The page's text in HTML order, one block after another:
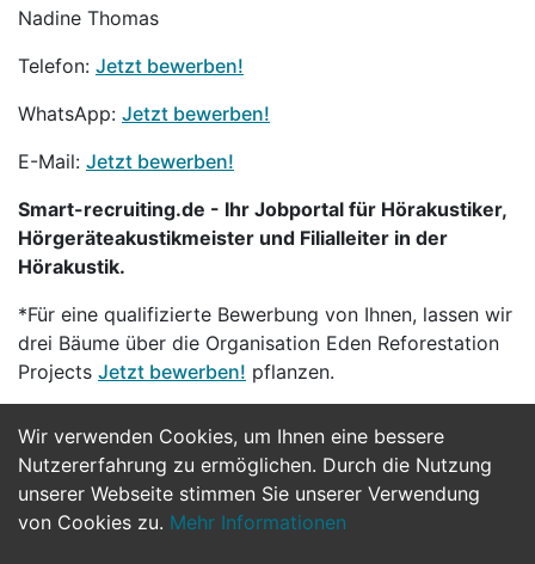
Wir verwenden Cookies, um Ihnen eine bessere
Nutzererfahrung zu ermöglichen. Durch die Nutzung
unserer Webseite stimmen Sie unserer Verwendung
von Cookies zu. Mehr Informationen
Nadine Thomas
Telefon: Jetzt bewerben!
WhatsApp: Jetzt bewerben!
E-Mail: Jetzt bewerben!
Smart-recruiting.de - Ihr Jobportal für Hörakustiker,
Hörgeräteakustikmeister und Filialleiter in der
Hörakustik.
*Für eine qualifizierte Bewerbung von Ihnen, lassen wir
drei Bäume über die Organisation Eden Reforestation
Projects Jetzt bewerben! pflanzen.
Jetzt Bewerben